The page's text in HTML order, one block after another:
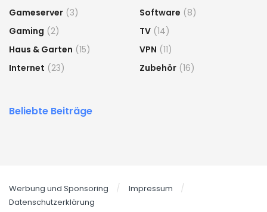
Gameserver (3)
Gaming (2)
Haus & Garten (15)
Internet (23)
Software (8)
TV (14)
VPN (11)
Zubehör (16)
Beliebte Beiträge
Werbung und Sponsoring
Impressum
Datenschutzerklärung